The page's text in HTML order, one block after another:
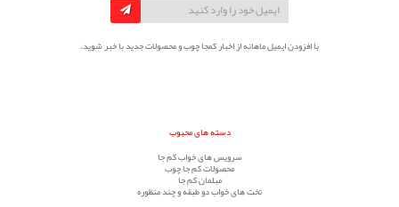
با افزودن ایمیل ماهانه از اخبار کمجا چوب و محصولات جدید با خبر شوید.
دسته های محبوب
سرویس های خواب کم جا
محصولات کم جا چوب
مبلمان کم جا
تخت های خواب دو طبقه و چند منظوره